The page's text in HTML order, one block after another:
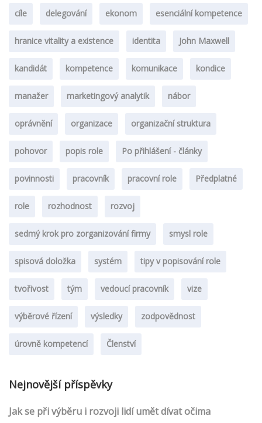
cíle delegování ekonom esenciální kompetence
hranice vitality a existence identita John Maxwell
kandidát kompetence komunikace kondice
manažer marketingový analytik nábor
oprávnění organizace organizační struktura
pohovor popis role Po přihlášení - články
povinnosti pracovník pracovní role Předplatné
role rozhodnost rozvoj
sedmý krok pro zorganizování firmy smysl role
spisová doložka systém tipy v popisování role
tvořivost tým vedoucí pracovník vize
výběrové řízení výsledky zodpovědnost
úrovně kompetencí Členství
Nejnovější příspěvky
Jak se při výběru i rozvoji lidí umět dívat očima